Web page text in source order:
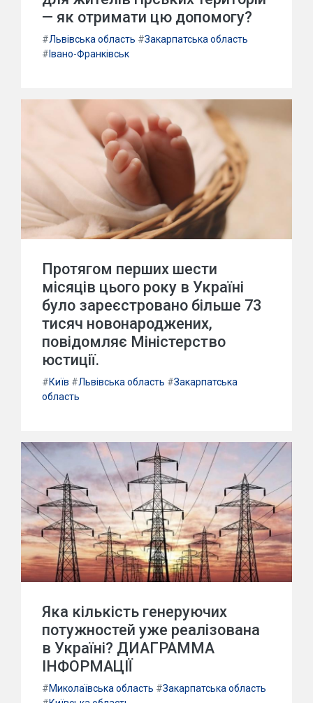
— як отримати цю допомогу?
#Львівська область #Закарпатська область
# Івано-Франківськ
Протягом перших шести
місяців цього року в Україні
було зареєстровано більше 73
тисяч новонароджених,
повідомляє Міністерство
юстиції.
#Київ #Львівська область #Закарпатська
область
Яка кількість генеруючих
потужностей уже реалізована
в Україні? ДИАГРАММА
ІНФОРМАЦІЇ
#Миколаївська область #Закарпатська область